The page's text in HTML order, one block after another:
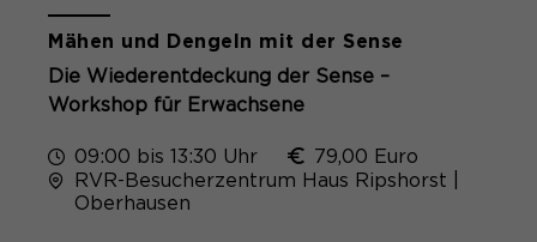
Mähen und Dengeln mit der Sense
Die Wiederentdeckung der Sense –
Workshop für Erwachsene
09:00 bis 13:30 Uhr
79,00 Euro
RVR-Besucherzentrum Haus Ripshorst |
Oberhausen